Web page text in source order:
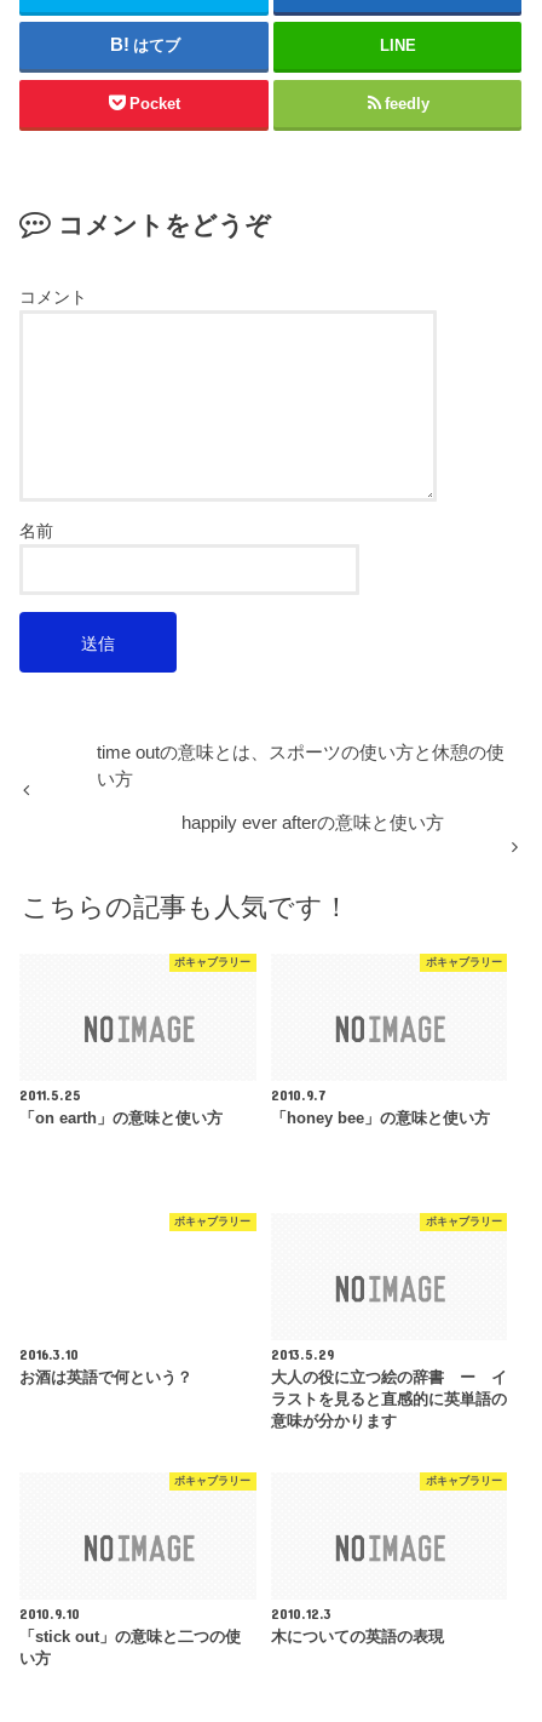
はてブ LINE
Pocket feedly
コメントをどうぞ
コメント
名前
time outの意味とは、スポーツの使い方と休憩の使
い方
happily ever afterの意味と使い方
こちらの記事も人気です！
ボキャブラリー
2011.5.25
「on earth」の意味と使い方
ボキャブラリー
2010.9.7
「honey bee」の意味と使い方
ボキャブラリー
2016.3.10
お酒は英語で何という？
ボキャブラリー
2013.5.29
大人の役に立つ絵の辞書 ー イ
ラストを見ると直感的に英単語の
意味が分かります
ボキャブラリー
2010.9.10
「stick out」の意味と二つの使
い方
ボキャブラリー
2010.12.3
木についての英語の表現